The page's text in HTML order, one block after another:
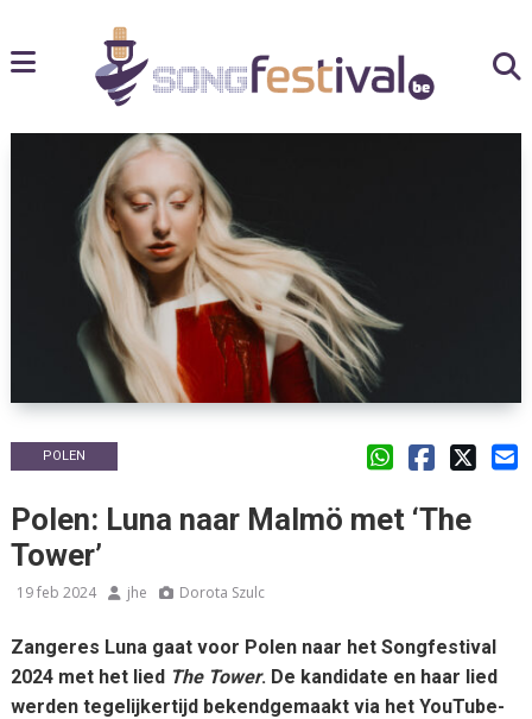
POLEN
Polen: Luna naar Malmö met ‘The
Tower’
19 feb 2024 jhe Dorota Szulc
Zangeres Luna gaat voor Polen naar het Songfestival
2024 met het lied The Tower. De kandidate en haar lied
werden tegelijkertijd bekendgemaakt via het YouTube-